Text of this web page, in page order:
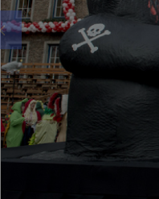
Vorheriges